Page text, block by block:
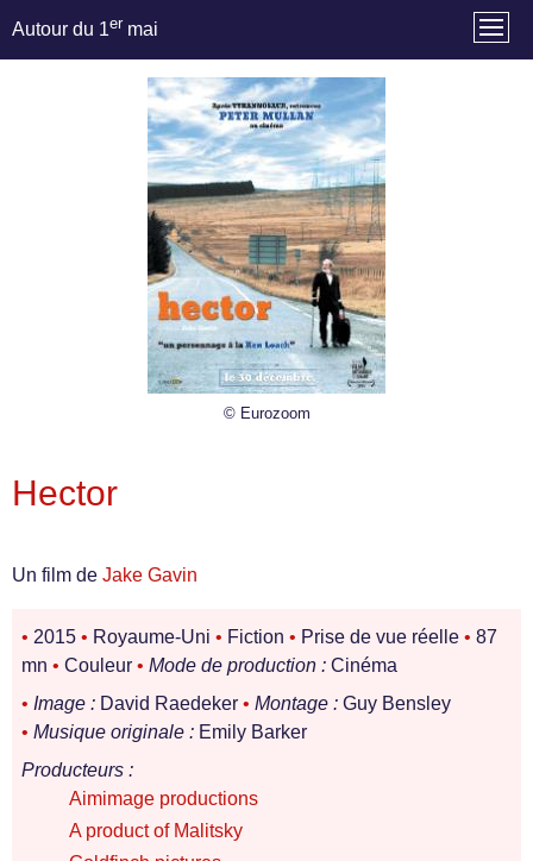
Autour du 1er mai
© Eurozoom
Hector
Un film de Jake Gavin
• 2015 • Royaume-Uni • Fiction • Prise de vue réelle • 87
mn • Couleur • Mode de production : Cinéma
• Image : David Raedeker • Montage : Guy Bensley
• Musique originale : Emily Barker
Producteurs :
Aimimage productions
A product of Malitsky